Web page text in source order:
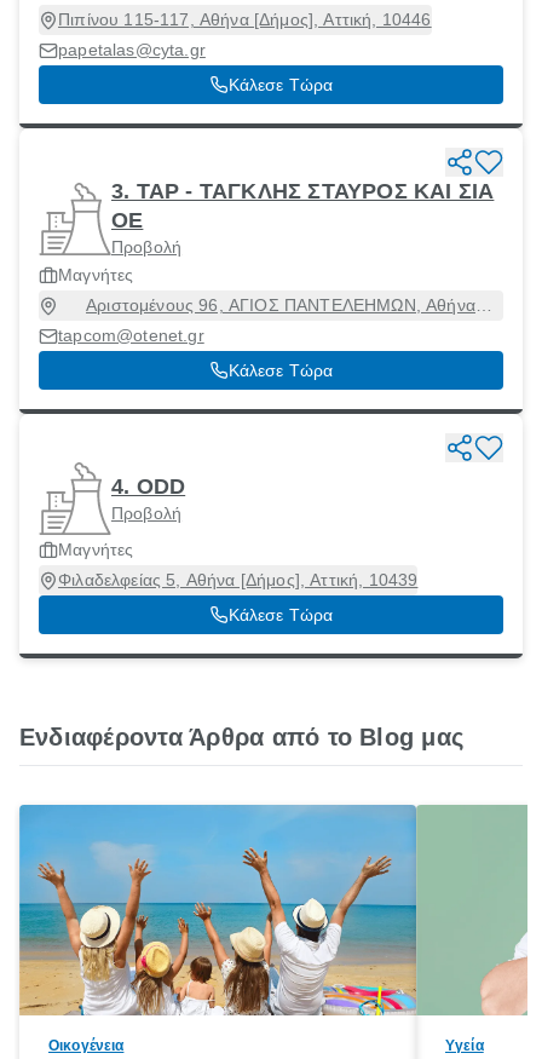
Πιπίνου 115-117, Αθήνα [Δήμος], Αττική, 10446
papetalas@cyta.gr
Κάλεσε Τώρα
3. TAP - ΤΑΓΚΛΗΣ ΣΤΑΥΡΟΣ ΚΑΙ ΣΙΑ
ΟΕ
Προβολή
Μαγνήτες
Αριστομένους 96, ΑΓΙΟΣ ΠΑΝΤΕΛΕΗΜΩΝ, Αθήνα
[Δήμος], Αττική, 10446
tapcom@otenet.gr
Κάλεσε Τώρα
4. ODD
Προβολή
Μαγνήτες
Φιλαδελφείας 5, Αθήνα [Δήμος], Αττική, 10439
Κάλεσε Τώρα
Ενδιαφέροντα Άρθρα από το Blog μας
Οικογένεια Υγεία